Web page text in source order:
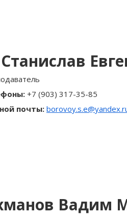
+7 (903) 317-35-85
почты:
Вадим